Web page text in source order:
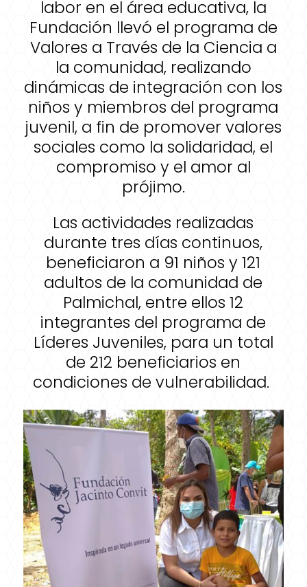
labor en el área educativa, la
Fundación llevó el programa de
Valores a Través de la Ciencia a
la comunidad, realizando
dinámicas de integración con los
niños y miembros del programa
juvenil, a fin de promover valores
sociales como la solidaridad, el
compromiso y el amor al
prójimo.
Las actividades realizadas
durante tres días continuos,
beneficiaron a 91 niños y 121
adultos de la comunidad de
Palmichal, entre ellos 12
integrantes del programa de
Líderes Juveniles, para un total
de 212 beneficiarios en
condiciones de vulnerabilidad.